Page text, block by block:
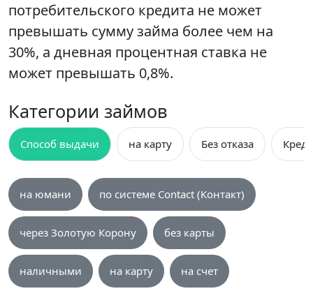
потребительского кредита не может
превышать сумму займа более чем на
30%, а дневная процентная ставка не
может превышать 0,8%.
Категории займов
Способ выдачи на карту Без отказа
на юмани по системе Contact (Контакт)
через Золотую Корону без карты
наличными на карту на счет